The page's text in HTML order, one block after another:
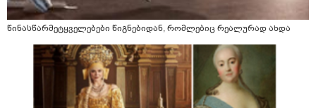
წინასწარმეტყველებები წიგნებიდან, რომლებიც რეალურად ახდა